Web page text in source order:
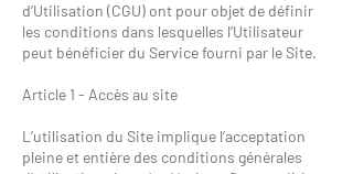
d’Utilisation (CGU) ont pour objet de définir
les conditions dans lesquelles l’Utilisateur
peut bénéficier du Service fourni par le Site.
Article 1 - Accès au site
L’utilisation du Site implique l’acceptation
pleine et entière des conditions générales